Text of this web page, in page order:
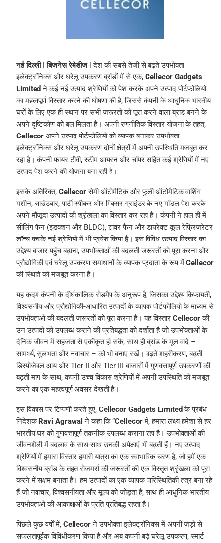
नई दिल्ली | बिजनेस रेमेडीज |देश की सबसे तेजी से बढ़ते उपभोक्ता
इलेक्ट्रॉनिक्स और घरेलू उपकरण ब्रांडों में से एक, Cellecor Gadgets
Limited ने कई नई उत्पाद श्रेणियों को पेश करके अपने उत्पाद पोर्टफोलियो
का महत्वपूर्ण विस्तार करने की घोषणा की है, जिससे कंपनी के आधुनिक भारतीय
घरों के लिए एक ही स्थान पर सभी ज़रूरतों को पूरा करने वाला ब्रांड बनने के
अपने दृष्टिकोण को बल मिलता है। अपनी रणनीतिक विस्तार योजना के तहत,
Cellecorअपने उत्पाद पोर्टफोलियो को व्यापक बनाकर उपभोक्ता
इलेक्ट्रॉनिक्स और घरेलू उपकरण दोनों क्षेत्रों में अपनी उपस्थिति मजबूत कर
रहा है। कंपनी फायर टीवी, स्टीम आयरन और चॉपर सहित कई श्रेणियों में नए
उत्पाद पेश करने की योजना बना रही है।
इसके अतिरिक्त, Cellecorसेमी-ऑटोमैटिक और फुली-ऑटोमैटिक वाशिंग
मशीन, साउंडबार, पार्टी स्पीकर और मिक्सर ग्राइंडर के नए मॉडल पेश करके
अपने मौजूदा उत्पादों की श्रृंखला का विस्तार कर रहा है। कंपनी ने हाल ही में
सीलिंग फैन (इंडक्शन और BLDC), टावर फैन और डायरेक्ट कूल रेफ्रिजरेटर
लॉन्च करके नई श्रेणियों में भी प्रवेश किया है। इस विविध उत्पाद विस्तार का
उद्देश्य बाजार पहुंच बढ़ाना, उपभोक्ताओं की बदलती जरूरतों को पूरा करना और
प्रौद्योगिकी एवं घरेलू उपकरण समाधानों के व्यापक प्रदाता के रूप में Cellecor
की स्थिति को मजबूत करना है।
यह कदम कंपनी के दीर्घकालिक रोडमैप के अनुरूप है, जिसका उद्देश्य किफायती,
विश्वसनीय और प्रौद्योगिकी-आधारित उत्पादों के व्यापक पोर्टफोलियो के माध्यम से
उपभोक्ताओं की बदलती जरूरतों को पूरा करना है। यह विस्तार Cellecorकी
उन उत्पादों को उपलब्ध कराने की प्रतिबद्धता को दर्शाता है जो उपभोक्ताओं के
दैनिक जीवन में सहजता से एकीकृत हो सकें, साथ ही ब्रांड के मूल वादे –
सामर्थ्य, सुलभता और नवाचार – को भी बनाए रखें। बढ़ते शहरीकरण, बढ़ती
डिस्पोजेबल आय और Tier II और Tier III बाजारों में गुणवत्तापूर्ण उपकरणों की
बढ़ती मांग के साथ, कंपनी उच्च विकास श्रेणियों में अपनी उपस्थिति को मजबूत
करने का एक महत्वपूर्ण अवसर देखती है।
इस विकास पर टिप्पणी करते हुए, Cellecor Gadgets Limited के प्रबंध
निदेशक Ravi Agrawal ने कहा कि “Cellecorमें, हमारा लक्ष्य हमेशा से हर
भारतीय घर को गुणवत्तापूर्ण तकनीक उपलब्ध कराना रहा है। उपभोक्ताओं की
जीवनशैली में बदलाव के साथ-साथ उनकी अपेक्षाएं भी बढ़ती हैं। नए उत्पाद
श्रेणियों में हमारा विस्तार हमारी यात्रा का एक स्वाभाविक चरण है, जो हमें एक
विश्वसनीय ब्रांड के तहत रोजमर्रा की जरूरतों की एक विस्तृत श्रृंखला को पूरा
करने में सक्षम बनाता है। हम उत्पादों का एक व्यापक पारिस्थितिकी तंत्र बना रहे
हैं जो नवाचार, विश्वसनीयता और मूल्य को जोड़ता है, साथ ही आधुनिक भारतीय
उपभोक्ताओं की आकांक्षाओं के प्रति प्रतिबद्ध रहता है।
पिछले कुछ वर्षों में, Cellecorने उपभोक्ता इलेक्ट्रॉनिक्स में अपनी जड़ों से
सफलतापूर्वक विविधीकरण किया है और अब कंपनी बड़े घरेलू उपकरण, स्मार्ट